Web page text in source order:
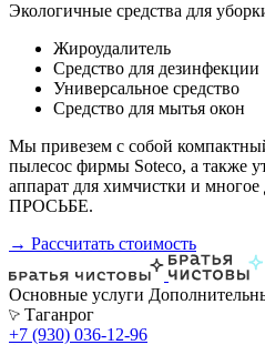
Экологичные средства для
Жироудалитель
Средство для дезинфекции
Универсальное средство
Средство для мытья окон
Мы привезем с собой
пылесос фирмы Soteco, а также
аппарат для химчистки и
ПРОСЬБЕ.
→ Рассчитать стоимость
Основные услуги
Таганрог
+7 (930) 036-12-96